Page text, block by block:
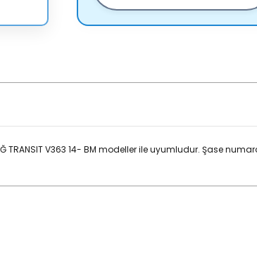
TRANSIT V363 14- BM modeller ile uyumludur. Şase